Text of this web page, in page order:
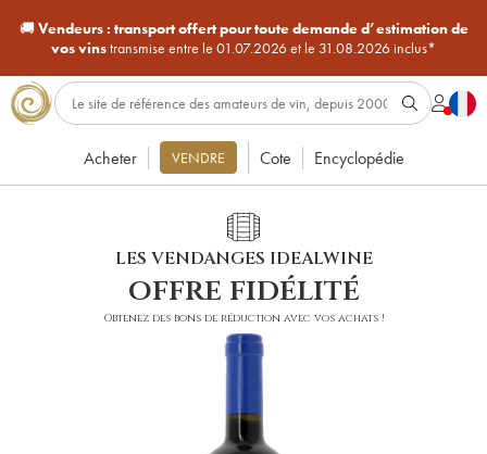
🚚Vendeurs : transport offert pour toute demande d’estimation de
vos vinstransmise entre le 01.07.2026 et le 31.08.2026 inclus*
Acheter VENDRE Cote Encyclopédie
LES VENDANGES IDEALWINE
offre fidélité
Obtenez des bons de réduction avec vos achats !